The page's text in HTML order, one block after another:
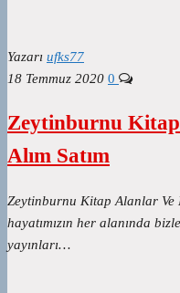
Yazarı ufks77
18 Temmuz 2020 0
Zeytinburnu
Alım Satım
Zeytinburnu Kitap Alanlar Ve
hayatımızın her alanında
yayınları…